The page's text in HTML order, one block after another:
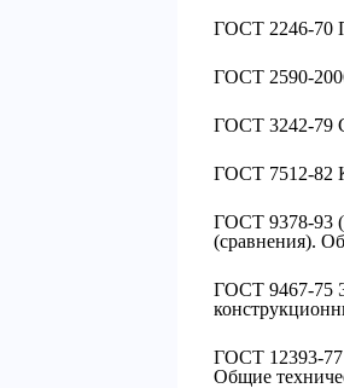
ГОСТ 2246-70
ГОСТ 2590-
ГОСТ 3242-79
ГОСТ 7512-82
ГОСТ 9378-93
(сравнения).
ГОСТ 9467-75
ГОСТ 12393-77
Общие